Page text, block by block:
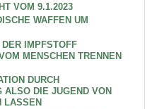
VOM 9.1.2023
WAFFEN UM
IMPFSTOFF
MENSCHEN TRENNEN
DURCH
ALSO DIE JUGEND VON
LASSEN